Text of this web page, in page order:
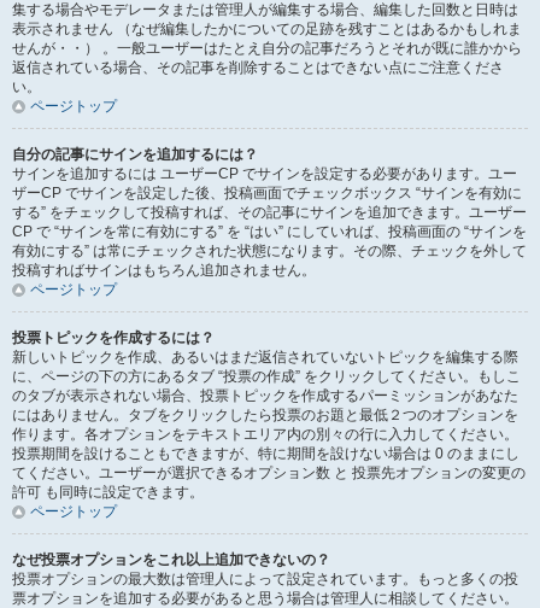
集する場合やモデレータまたは管理人が編集する場合、編集した回数と日時は
表示されません （なぜ編集したかについての足跡を残すことはあるかもしれま
せんが・・） 。一般ユーザーはたとえ自分の記事だろうとそれが既に誰かから
返信されている場合、その記事を削除することはできない点にご注意くださ
い。
ページトップ
自分の記事にサインを追加するには？
サインを追加するには ユーザーCP でサインを設定する必要があります。ユー
ザーCP でサインを設定した後、投稿画面でチェックボックス “サインを有効に
する” をチェックして投稿すれば、その記事にサインを追加できます。ユーザー
CP で “サインを常に有効にする” を “はい” にしていれば、投稿画面の “サインを
有効にする” は常にチェックされた状態になります。その際、チェックを外して
投稿すればサインはもちろん追加されません。
ページトップ
投票トピックを作成するには？
新しいトピックを作成、あるいはまだ返信されていないトピックを編集する際
に、ページの下の方にあるタブ “投票の作成” をクリックしてください。もしこ
のタブが表示されない場合、投票トピックを作成するパーミッションがあなた
にはありません。タブをクリックしたら投票のお題と最低２つのオプションを
作ります。各オプションをテキストエリア内の別々の行に入力してください。
投票期間を設けることもできますが、特に期間を設けない場合は 0 のままにし
てください。ユーザーが選択できるオプション数 と 投票先オプションの変更の
許可 も同時に設定できます。
ページトップ
なぜ投票オプションをこれ以上追加できないの？
投票オプションの最大数は管理人によって設定されています。もっと多くの投
票オプションを追加する必要があると思う場合は管理人に相談してください。